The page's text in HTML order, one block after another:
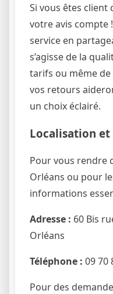
Si vous êtes client
votre avis compte
service en
s’agisse de la
tarifs ou même
vos retours
un choix éclairé.
Localisation
Pour vous rendre
Orléans ou pour
informations
Adresse : 60 Bis
Orléans
Téléphone : 09 70
Pour des